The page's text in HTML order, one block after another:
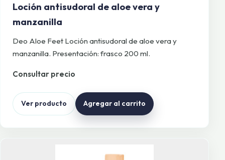
Loción antisudoral de aloe vera y
manzanilla
Deo Aloe Feet Loción antisudoral de aloe vera y
manzanilla. Presentación: frasco 200 ml.
Consultar precio
Ver producto Agregar al carrito